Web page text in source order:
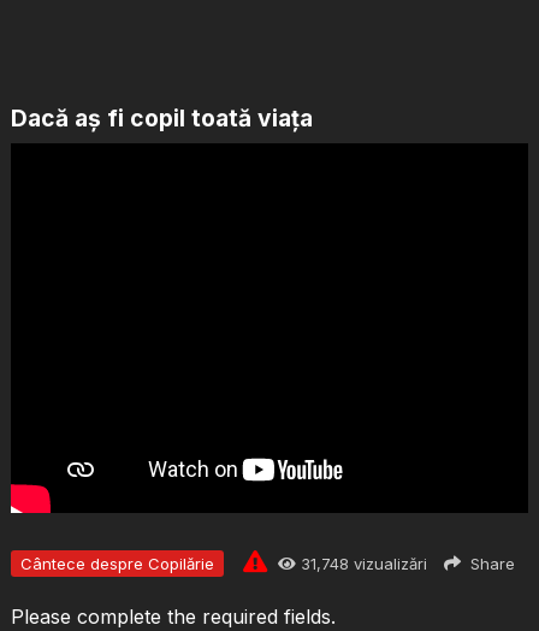
Dacă aș fi copil toată viața
Cântece despre Copilărie 31,748 vizualizări Share
Please complete the required fields.